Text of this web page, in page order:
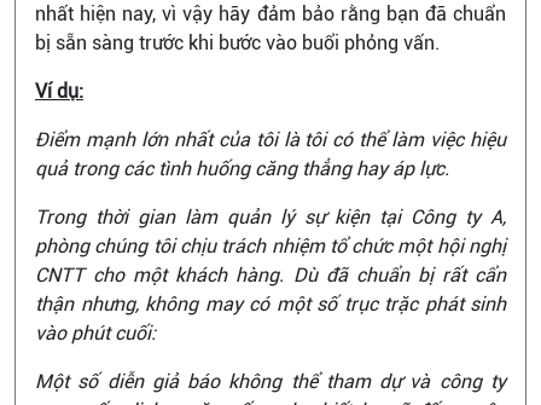
nhất hiện nay, vì vậy hãy đảm bảo rằng bạn đã chuẩn
bị sẵn sàng trước khi bước vào buổi phỏng vấn.
Ví dụ:
Điểm mạnh lớn nhất của tôi là tôi có thể làm việc hiệu
quả trong các tình huống căng thẳng hay áp lực.
Trong thời gian làm quản lý sự kiện tại Công ty A,
phòng chúng tôi chịu trách nhiệm tổ chức một hội nghị
CNTT cho một khách hàng. Dù đã chuẩn bị rất cẩn
thận nhưng, không may có một số trục trặc phát sinh
vào phút cuối:
Một số diễn giả báo không thể tham dự và công ty